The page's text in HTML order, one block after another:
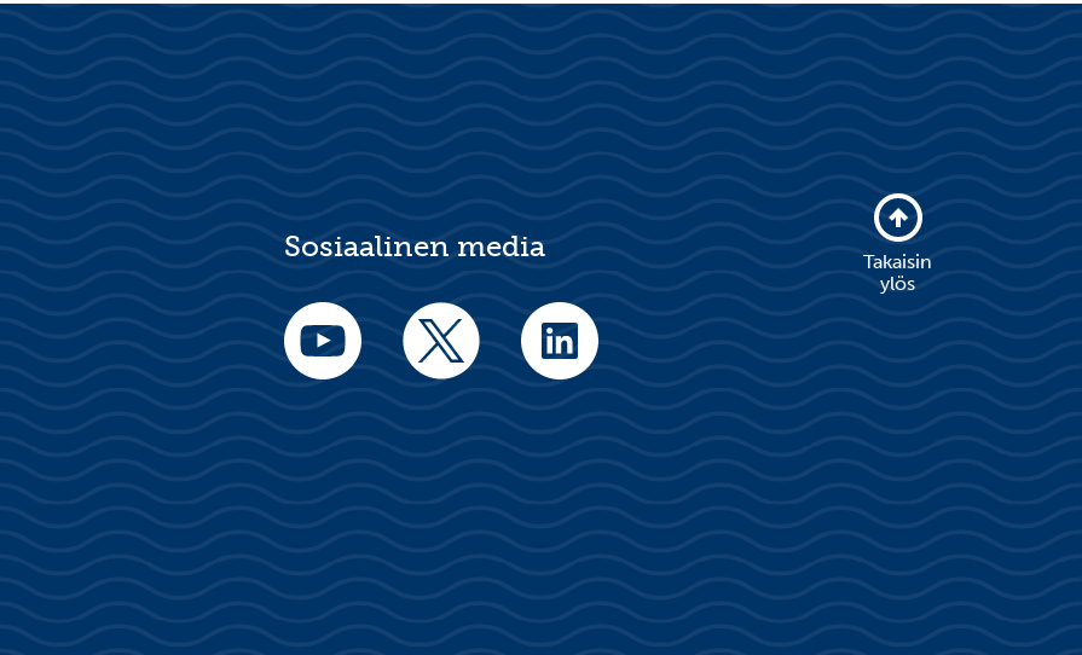
Sosiaalinen media
Takaisin
ylös